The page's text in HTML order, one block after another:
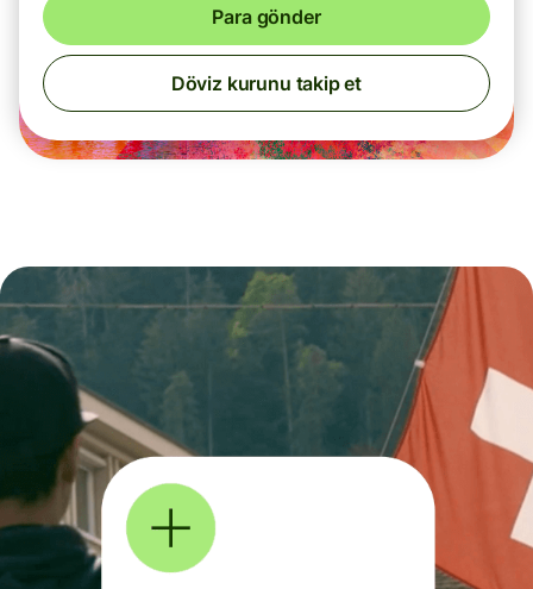
Para gönder
Döviz kurunu takip et